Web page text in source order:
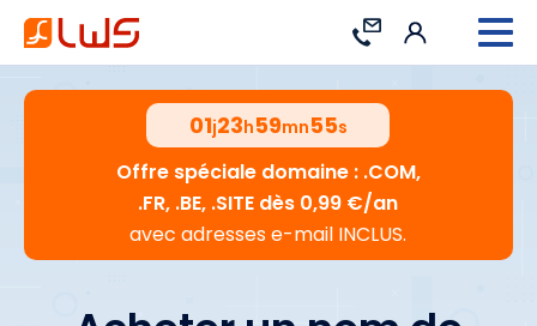
Contact Connexion
01j23h59mn54s
Offre spéciale domaine : .COM,
.FR, .BE, .SITE dès 0,99 €/an
avec adresses e-mail INCLUS.